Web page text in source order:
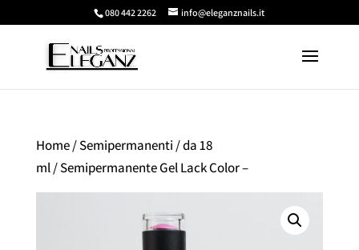
080 442 2262 info@eleganznails.it
Home/Semipermanenti /da 18
ml/ Semipermanente Gel Lack Color –